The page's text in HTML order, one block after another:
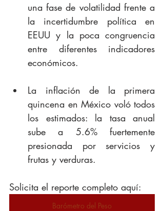
una fase de volatilidad frente a
la incertidumbre política en
EEUU y la poca congruencia
entre diferentes indicadores
económicos.
La inflación de la primera
quincena en México voló todos
los estimados: la tasa anual
sube a 5.6% fuertemente
presionada por servicios y
frutas y verduras.
Solicita el reporte completo aquí:
Barómetro del Peso